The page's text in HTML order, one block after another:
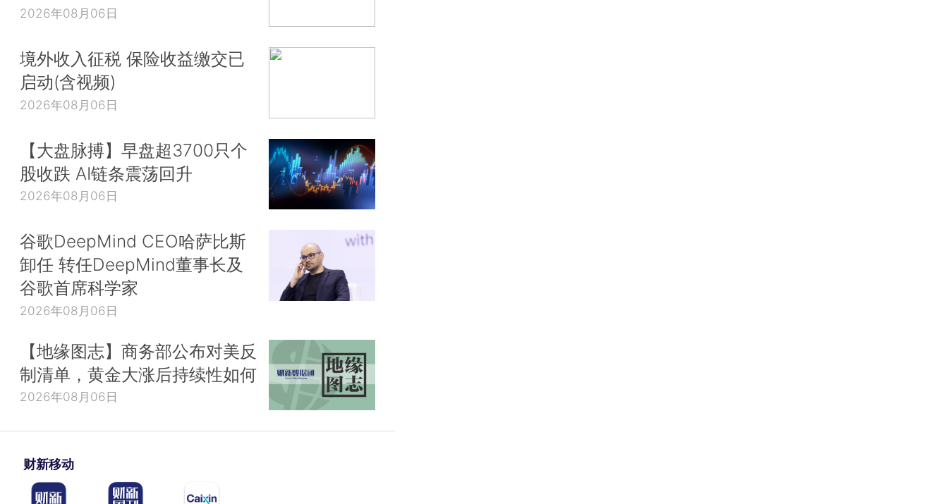
2026年08月06日
境外收入征税 保险收益缴交已
启动(含视频)
2026年08月06日
【大盘脉搏】早盘超3700只个
股收跌 AI链条震荡回升
2026年08月06日
谷歌DeepMind CEO哈萨比斯
卸任 转任DeepMind董事长及
谷歌首席科学家
2026年08月06日
【地缘图志】商务部公布对美反
制清单，黄金大涨后持续性如何
2026年08月06日
财新移动